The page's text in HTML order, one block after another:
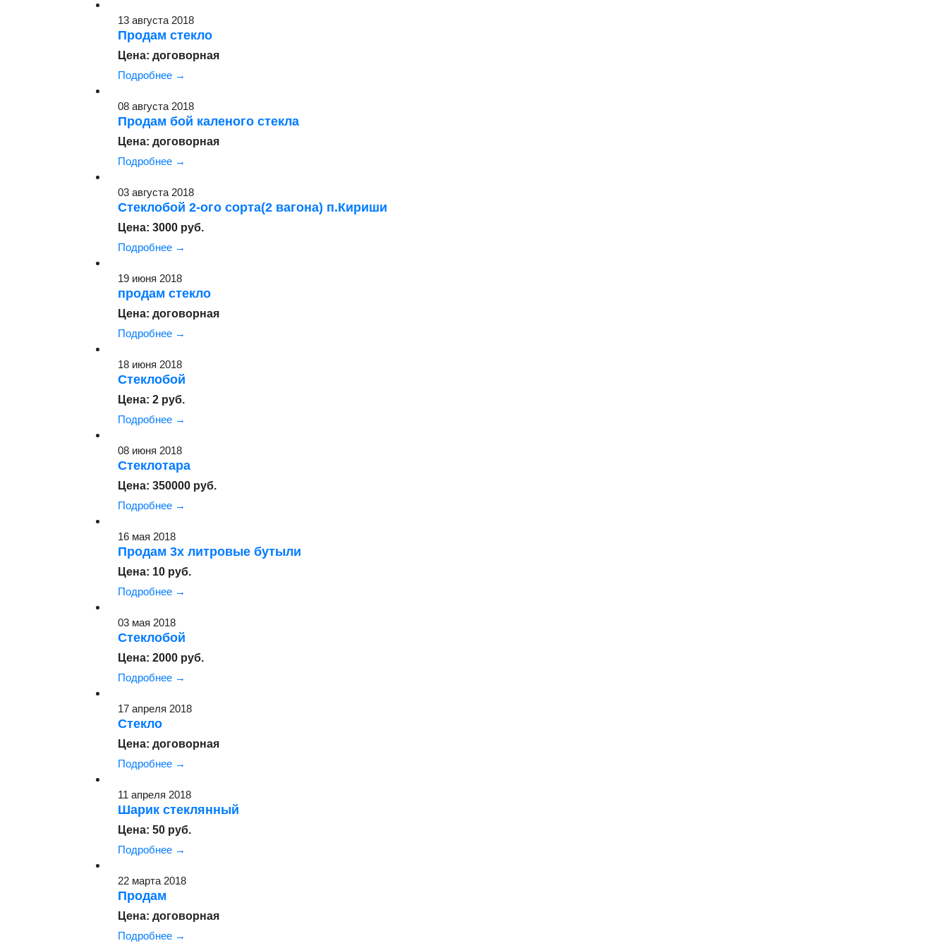
13 августа 2018
Продам стекло
Цена: договорная
Подробнее →
08 августа 2018
Продам бой каленого стекла
Цена: договорная
Подробнее →
03 августа 2018
Стеклобой 2-ого сорта(2 вагона) п.Кириши
Цена: 3000 руб.
Подробнее →
19 июня 2018
продам стекло
Цена: договорная
Подробнее →
18 июня 2018
Стеклобой
Цена: 2 руб.
Подробнее →
08 июня 2018
Стеклотара
Цена: 350000 руб.
Подробнее →
16 мая 2018
Продам 3х литровые бутыли
Цена: 10 руб.
Подробнее →
03 мая 2018
Стеклобой
Цена: 2000 руб.
Подробнее →
17 апреля 2018
Стекло
Цена: договорная
Подробнее →
11 апреля 2018
Шарик стеклянный
Цена: 50 руб.
Подробнее →
22 марта 2018
Продам
Цена: договорная
Подробнее →